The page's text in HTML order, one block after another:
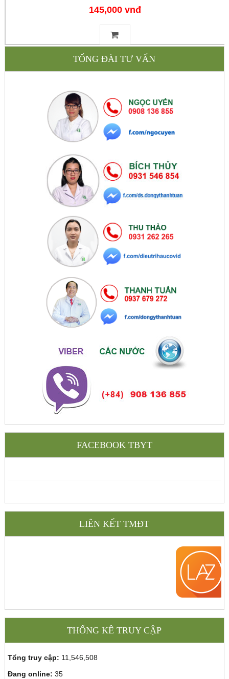
145,000 vnđ
TỔNG ĐÀI TƯ VẤN
FACEBOOK TBYT
LIÊN KẾT TMĐT
THỐNG KÊ TRUY CẬP
Tổng truy cập: 11,546,508
Đang online: 35